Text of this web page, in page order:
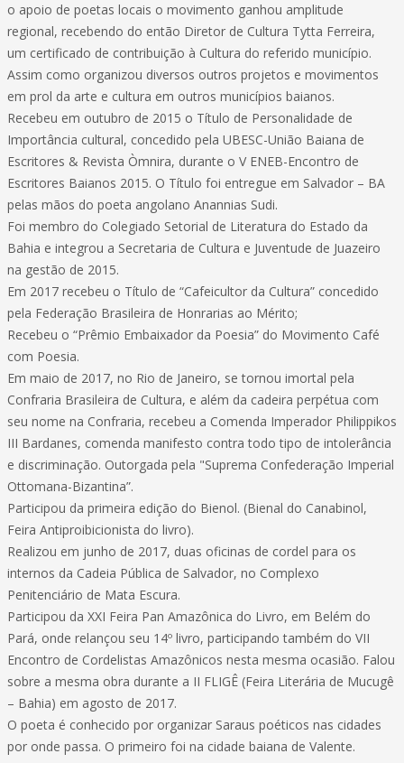
o apoio de poetas locais o movimento ganhou amplitude
regional, recebendo do então Diretor de Cultura Tytta Ferreira,
um certificado de contribuição à Cultura do referido município.
Assim como organizou diversos outros projetos e movimentos
em prol da arte e cultura em outros municípios baianos.
Recebeu em outubro de 2015 o Título de Personalidade de
Importância cultural, concedido pela UBESC-União Baiana de
Escritores & Revista Òmnira, durante o V ENEB-Encontro de
Escritores Baianos 2015. O Título foi entregue em Salvador – BA
pelas mãos do poeta angolano Anannias Sudi.
Foi membro do Colegiado Setorial de Literatura do Estado da
Bahia e integrou a Secretaria de Cultura e Juventude de Juazeiro
na gestão de 2015.
Em 2017 recebeu o Título de “Cafeicultor da Cultura” concedido
pela Federação Brasileira de Honrarias ao Mérito;
Recebeu o “Prêmio Embaixador da Poesia” do Movimento Café
com Poesia.
Em maio de 2017, no Rio de Janeiro, se tornou imortal pela
Confraria Brasileira de Cultura, e além da cadeira perpétua com
seu nome na Confraria, recebeu a Comenda Imperador Philippikos
III Bardanes, comenda manifesto contra todo tipo de intolerância
e discriminação. Outorgada pela "Suprema Confederação Imperial
Ottomana-Bizantina”.
Participou da primeira edição do Bienol. (Bienal do Canabinol,
Feira Antiproibicionista do livro).
Realizou em junho de 2017, duas oficinas de cordel para os
internos da Cadeia Pública de Salvador, no Complexo
Penitenciário de Mata Escura.
Participou da XXI Feira Pan Amazônica do Livro, em Belém do
Pará, onde relançou seu 14º livro, participando também do VII
Encontro de Cordelistas Amazônicos nesta mesma ocasião. Falou
sobre a mesma obra durante a II FLIGÊ (Feira Literária de Mucugê
– Bahia) em agosto de 2017.
O poeta é conhecido por organizar Saraus poéticos nas cidades
por onde passa. O primeiro foi na cidade baiana de Valente.